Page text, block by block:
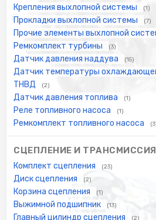
Крепления выхлопной системы (1)
Прокладки выхлопной системы (7)
Прочие элементы выхлопной
Ремкомплект турбины (3)
Датчик давления наддува (15)
Датчик температуры
ТНВД (2)
Датчик давления топлива (1)
Реле топливного насоса (1)
Ремкомплект топливного насоса
СЦЕПЛЕНИЕ И ТРАНСМИССИЯ
Комплект сцепления (23)
Диск сцепления (2)
Корзина сцепления (1)
Выжимной подшипник (13)
Главный цилиндр сцепления (2)